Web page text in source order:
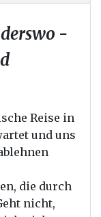
-
Reise in
und uns
die durch
nicht,